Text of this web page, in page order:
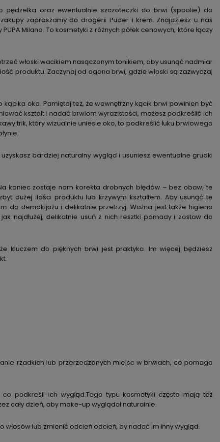
pędzelka oraz ewentualnie szczoteczki do brwi (spoolie) do
zapraszamy do drogerii Puder i krem. Znajdziesz u nas
Milano. To kosmetyki z różnych półek cenowych, które łączy
włoski wacikiem nasączonym tonikiem, aby usunąć nadmiar
produktu. Zaczynaj od ogona brwi, gdzie włoski są zazwyczaj
oka. Pamiętaj też, że wewnętrzny kącik brwi powinien być
kształt i nadać brwiom wyrazistości, możesz podkreślić ich
trik, który wizualnie uniesie oko, to podkreślić łuku brwiowego
bardziej naturalny wygląd i usuniesz ewentualne grudki
koniec zostaje nam korekta drobnych błędów – bez obaw, te
dużej ilości produktu lub krzywym kształtem. Aby usunąć te
do demakijażu i delikatnie przetrzyj. Ważna jest także higiena
najdłużej, delikatnie usuń z nich resztki pomady i zostaw do
kluczem do pięknych brwi jest praktyka. Im więcej będziesz
rzadkich lub przerzedzonych miejsc w brwiach, co pomaga
podkreśli ich wygląd.Tego typu kosmetyki często mają też
cały dzień, aby make-up wyglądał naturalnie.
lub zmienić odcień odcień, by nadać im inny wygląd.